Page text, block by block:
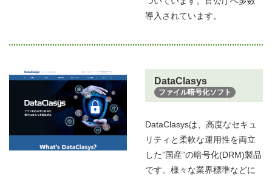
導入されています。​
DataClasys
ファイル暗号化ソフト
DataClasysは、高度なセキュ
リティと柔軟な運用性を両立
した”国産”の暗号化(DRM)製品
です。様々な業界標準などに